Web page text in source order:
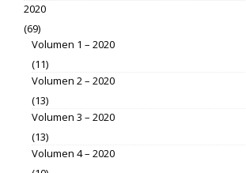
2020
(69)
Volumen 1 – 2020
(11)
Volumen 2 – 2020
(13)
Volumen 3 – 2020
(13)
Volumen 4 – 2020